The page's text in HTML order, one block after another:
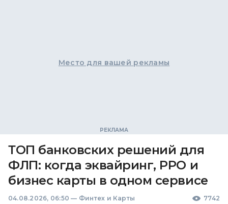
Место для вашей рекламы
ТОП банковских решений для
ФЛП: когда эквайринг, РРО и
бизнес карты в одном сервисе
04.08.2026, 06:50 — Финтех и Карты 7742